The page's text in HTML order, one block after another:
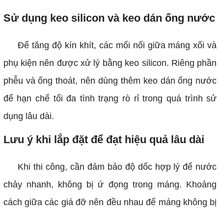
Sử dụng keo silicon và keo dán ống nước
Để tăng độ kín khít, các mối nối giữa máng xối và
phụ kiện nên được xử lý bằng keo silicon. Riêng phần
phễu và ống thoát, nên dùng thêm keo dán ống nước
để hạn chế tối đa tình trạng rò rỉ trong quá trình sử
dụng lâu dài.
Lưu ý khi lắp đặt để đạt hiệu quả lâu dài
Khi thi công, cần đảm bảo độ dốc hợp lý để nước
chảy nhanh, không bị ứ đọng trong máng. Khoảng
cách giữa các giá đỡ nên đều nhau để máng không bị